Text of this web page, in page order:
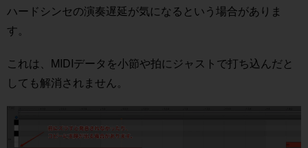
ハードシンセの演奏遅延が気になるという場合がありま
す。
これは、MIDIデータを小節や拍にジャストで打ち込んだと
しても解消されません。